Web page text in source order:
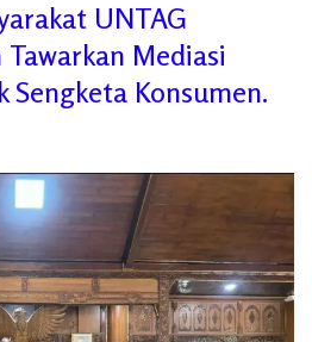
UNTAG
Mediasi
Konsumen.